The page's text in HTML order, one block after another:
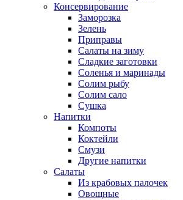
Консервирование
Заморозка
Зелень
Приправы
Салаты на зиму
Сладкие заготовки
Соленья и маринады
Солим рыбу
Солим сало
Сушка
Напитки
Компоты
Коктейли
Смузи
Другие напитки
Салаты
Из крабовых палочек
Овощные